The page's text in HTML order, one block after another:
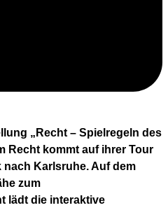
„Recht – Spielregeln des
Recht kommt auf ihrer Tour
Karlsruhe. Auf dem
zum
lädt die interaktive